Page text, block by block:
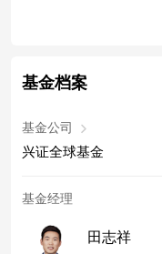
基金档案
基金公司
兴证全球基金
基金经理
田志祥